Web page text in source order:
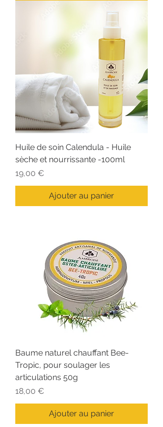
Huile de soin Calendula - Huile
sèche et nourrissante -100ml
Prix
19,00 €
Ajouter au panier
Baume naturel chauffant Bee-
Tropic, pour soulager les
articulations 50g
Prix
18,00 €
Ajouter au panier